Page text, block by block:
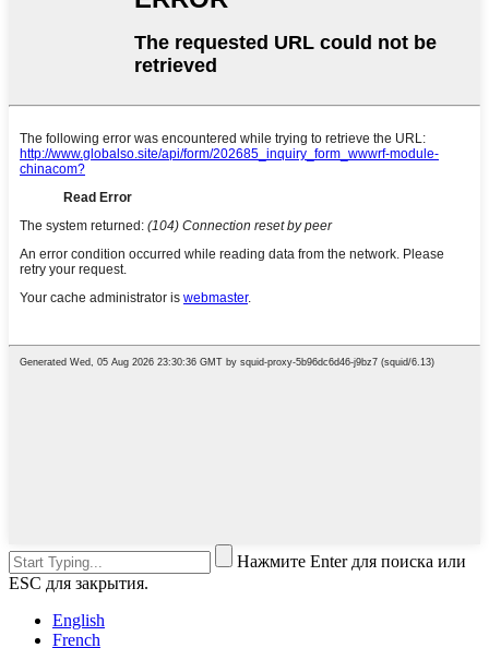
Нажмите Enter для поиска или
ESC для закрытия.
English
French